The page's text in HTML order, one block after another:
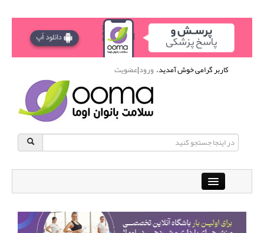
کاربر گرامی خوش آمدید.ورود|عضویت
باشگاه آنلاین ورزشی اوما